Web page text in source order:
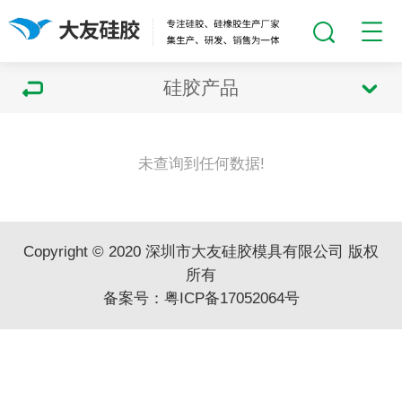
硅胶产品
未查询到任何数据!
Copyright © 2020 深圳市大友硅胶模具有限公司 版权
所有
备案号： 粤ICP备17052064号